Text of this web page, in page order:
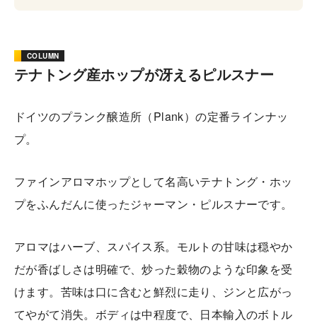
COLUMN
テナトング産ホップが冴えるピルスナー
ドイツのプランク醸造所（Plank）の定番ラインナッ
プ。
ファインアロマホップとして名高いテナトング・ホッ
プをふんだんに使ったジャーマン・ピルスナーです。
アロマはハーブ、スパイス系。モルトの甘味は穏やか
だが香ばしさは明確で、炒った穀物のような印象を受
けます。苦味は口に含むと鮮烈に走り、ジンと広がっ
てやがて消失。ボディは中程度で、日本輸入のボトル